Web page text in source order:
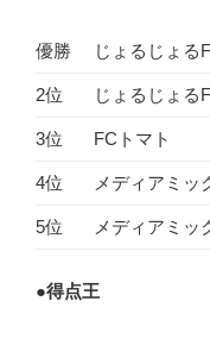
優勝 じょるじょる
2位 じょるじょる
3位 FCトマト
4位 メディアミ
5位 メディアミ
●得点王